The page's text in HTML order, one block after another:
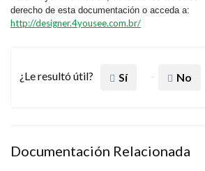
derecho de esta documentación o acceda a:
http://designer.4yousee.com.br/
¿Le resultó útil? Sí No
Documentación Relacionada